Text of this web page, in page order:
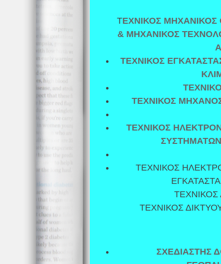
ΤΕΧΝΙΚΟΣ
& ΜΗΧΑΝΙΚΟΣ
ΤΕΧΝΙΚΟΣ
ΤΕΧΝΙΚΟΣ
ΤΕΧΝΙΚΟΣ
ΤΕΧΝΙΚΟΣ
ΤΕΧΝΙΚΟΣ
ΣΧΕΔΙΑΣΤΗΣ